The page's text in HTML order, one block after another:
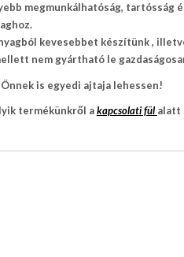
megmunkálhatóság, tartósság
kevesebbet készítünk ,
nem gyártható le
is egyedi ajtaja lehessen!
termékünkről akapcsolati fülalatt